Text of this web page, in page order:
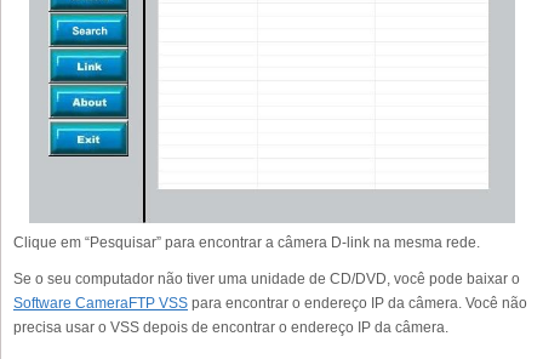
Clique em “Pesquisar” para encontrar a câmera D-link na mesma rede.
Se o seu computador não tiver uma unidade de CD/DVD, você pode baixar o
Software CameraFTP VSS para encontrar o endereço IP da câmera. Você não
precisa usar o VSS depois de encontrar o endereço IP da câmera.